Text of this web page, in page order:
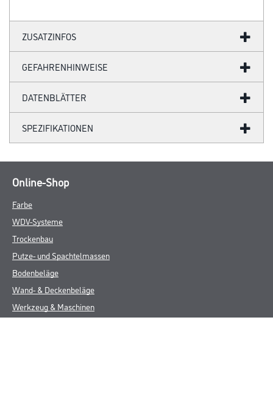
ZUSATZINFOS
GEFAHRENHINWEISE
DATENBLÄTTER
SPEZIFIKATIONEN
Online-Shop
Farbe
WDV-Systeme
Trockenbau
Putze- und Spachtelmassen
Bodenbeläge
Wand- & Deckenbeläge
Werkzeug & Maschinen